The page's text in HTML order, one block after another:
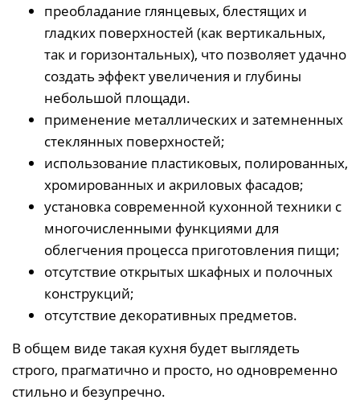
преобладание глянцевых, блестящих и
гладких поверхностей (как вертикальных,
так и горизонтальных), что позволяет удачно
создать эффект увеличения и глубины
небольшой площади.
применение металлических и затемненных
стеклянных поверхностей;
использование пластиковых, полированных,
хромированных и акриловых фасадов;
установка современной кухонной техники с
многочисленными функциями для
облегчения процесса приготовления пищи;
отсутствие открытых шкафных и полочных
конструкций;
отсутствие декоративных предметов.
В общем виде такая кухня будет выглядеть
строго, прагматично и просто, но одновременно
стильно и безупречно.